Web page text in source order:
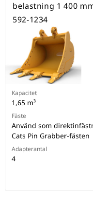
belastning 1 400
592-1234
Kapacitet
1,65 m³
Fäste
Använd som
Cats Pin Grabber-fästen
Adapterantal
4